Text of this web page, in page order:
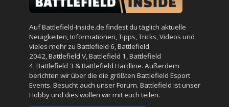
Auf Battlefield-Inside.de findest du täglich aktuelle
Neuigkeiten, Informationen, Tipps, Tricks, Videos und
vieles mehr zu Battlefield 6 Battlefield
2042 Battlefield V, Battlefield 1 Battlefield
4, Battlefield 3 &Battlefield Hardline. Außerdem
berichten wir über die die größten Battlefield Esport
Events. Besucht auch unserForum. Battlefield ist unser
Hobby und dies wollen wir mit euch teilen.